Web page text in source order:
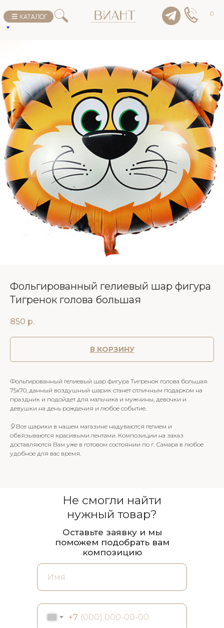
0
Фольгированный гелиевый шар фигура
Тигренок голова большая
850 р.
В КОРЗИНУ
Фольгированный гелиевый шар фигура Тигренок голова большая
75х70, данный воздушный шарик станет отличным подарком на
праздник и подойдет для мальчика и мужчины, девочки и
девушки на день рождения и любое событие.
🎈Все шарики в нашем магазине надуваются гелием и
обвязываются красивыми лентами. Композиции на заказ
доставляются Вам уже в готовом состоянии по г. Самара в любое
удобное для вас время.
+7
Не смогли найти
нужный товар?
Оставьте заявку и мы
поможем подобрать вам
композицию